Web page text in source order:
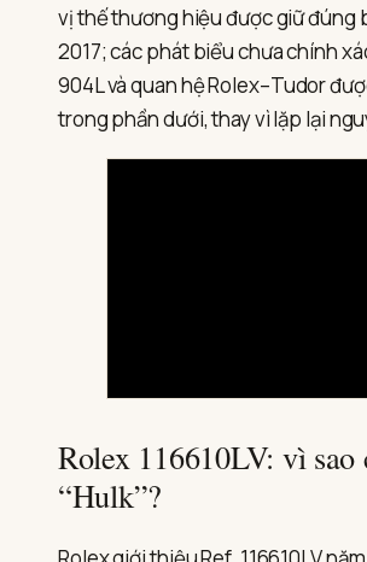
vị thế thương hiệu được giữ đúng
2017; các phát biểu chưa chính
904L và quan hệ Rolex–Tudor
trong phần dưới, thay vì lặp lại
Rolex 116610LV: vì sao
“Hulk”?